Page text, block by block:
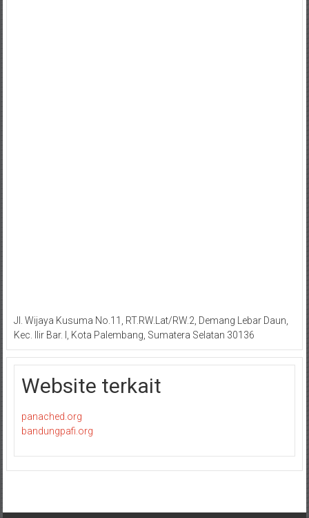
Jl. Wijaya Kusuma No.11, RT.RW.Lat/RW.2, Demang Lebar Daun,
Kec. Ilir Bar. I, Kota Palembang, Sumatera Selatan 30136
Website terkait
panached.org
bandungpafi.org